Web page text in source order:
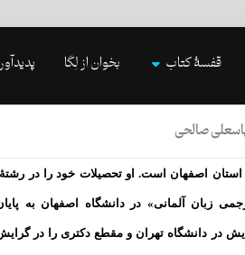
قفسۀ کتاب بخوان از لِگا
صالحی
صالحی متولد ۱۳۵۹ در استان اصفهان است. او تحصیلات خود را
زبان آلمانی» در دانشگاه اصفهان به
در دانشگاه تهران و مقطع دکتری را در